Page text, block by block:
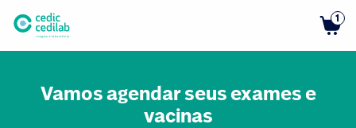
1
Vamos agendar seus exames e
vacinas